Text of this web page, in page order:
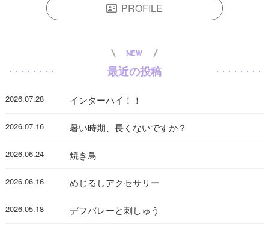
PROFILE
NEW
最近の投稿
2026.07.28 インターハイ！！
2026.07.16 暑い時期、長くないですか？
2026.06.24 焼き鳥
2026.06.16 めじるしアクセサリー
2026.05.18 デフバレーと刺しゅう